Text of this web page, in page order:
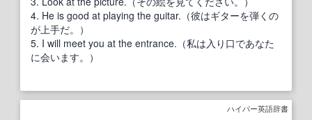
4. He is good at playing the guitar.（彼はギターを弾くの
が上手だ。）
5. I will meet you at the entrance.（私は入り口であなた
に会います。）
ハイパー英語辞書